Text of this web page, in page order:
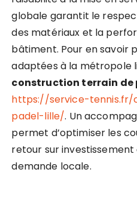
globale garantit le
des matériaux et la
bâtiment. Pour en savoir
adaptées à la métropole
construction terrain de
https://service-
padel-lille/. Un
permet d’optimiser les
retour sur
demande locale.